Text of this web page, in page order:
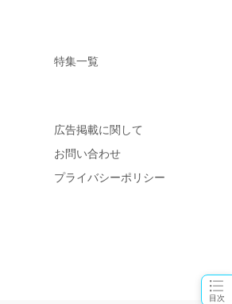
目次
特集一覧
広告掲載に関して
お問い合わせ
プライバシーポリシー